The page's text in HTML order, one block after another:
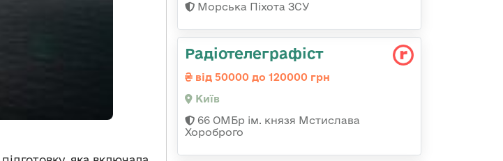
Морська Піхота ЗСУ
Радіотелеграфіст
від 50000 до 120000 грн
Київ
66 ОМБр ім. князя Мстислава
Хороброго